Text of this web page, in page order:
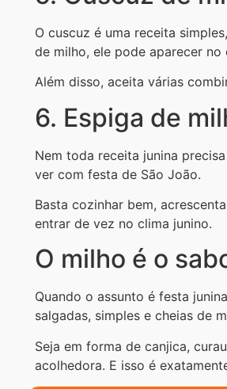
O cuscuz é uma receita
de milho, ele pode aparecer
Além disso, aceita várias
6. Espiga de
Nem toda receita junina
ver com festa de São João.
Basta cozinhar bem,
entrar de vez no clima junino.
O milho é o
Quando o assunto é festa
salgadas, simples e cheias de
Seja em forma de canjica,
acolhedora. E isso é